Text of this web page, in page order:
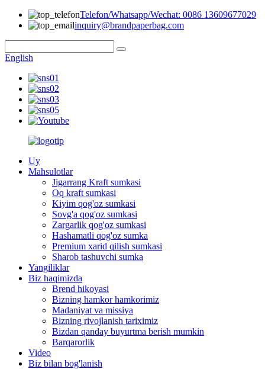
Telefon/Whatsapp/Wechat: 0086 13609677029
inquiry@brandpaperbag.com
English
Uy
Mahsulotlar
Jigarrang Kraft sumkasi
Oq kraft sumkasi
Kiyim qog'oz sumkasi
Sovg'a qog'oz sumkasi
Zargarlik qog'oz sumkasi
Hashamatli qog'oz sumka
Premium xarid qilish sumkasi
Sharob tashuvchi sumka
Yangiliklar
Biz haqimizda
Brend hikoyasi
Bizning hamkor hamkorimiz
Madaniyat va missiya
Bizning rivojlanish tariximiz
Bizdan qanday buyurtma berish mumkin
Barqarorlik
Video
Biz bilan bog'lanish